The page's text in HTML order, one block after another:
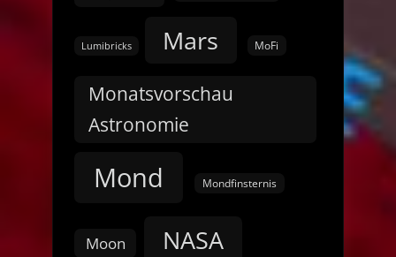
Lumibricks Mars MoFi
Monatsvorschau
Astronomie
Mond Mondfinsternis
Moon NASA